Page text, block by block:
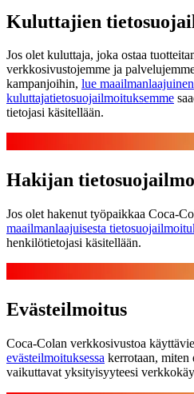
Kuluttajien
Jos olet kuluttaja, joka ostaa
verkkosivustojemme ja
kampanjoihin, lue maailmanlaajuinen
kuluttajatietosuojailmoituksemme
tietojasi käsitellään.
Hakijan
Jos olet hakenut työpaikkaa
maailmanlaajuisesta
henkilötietojasi käsitellään.
Evästeilmoitus
Coca‑Colan verkkosivustoa
evästeilmoituksessa kerrotaan, miten
vaikuttavat yksityisyyteesi